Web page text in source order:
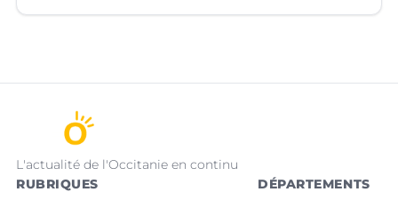
(Hérault).
L'actualité de l'Occitanie en continu
RUBRIQUES
DÉPARTEMENTS